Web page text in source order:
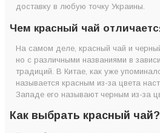
доставку в любую точку Украины.
Чем красный чай
На самом деле, красный чай и
но с различными названиями в
традиций. В Китае, как уже
называется красным из-за цвета
Западе его называют черным из-за
Как выбрать красный чай?